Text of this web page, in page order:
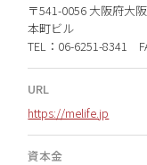
〒541-0056 大阪府大
本町ビル
TEL：06-6251-8341
URL
https://melife.jp
資本金